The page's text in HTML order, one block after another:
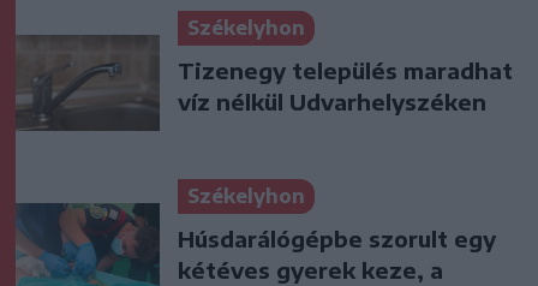
Székelyhon
Tizenegy település maradhat
víz nélkül Udvarhelyszéken
Székelyhon
Húsdarálógépbe szorult egy
kétéves gyerek keze, a